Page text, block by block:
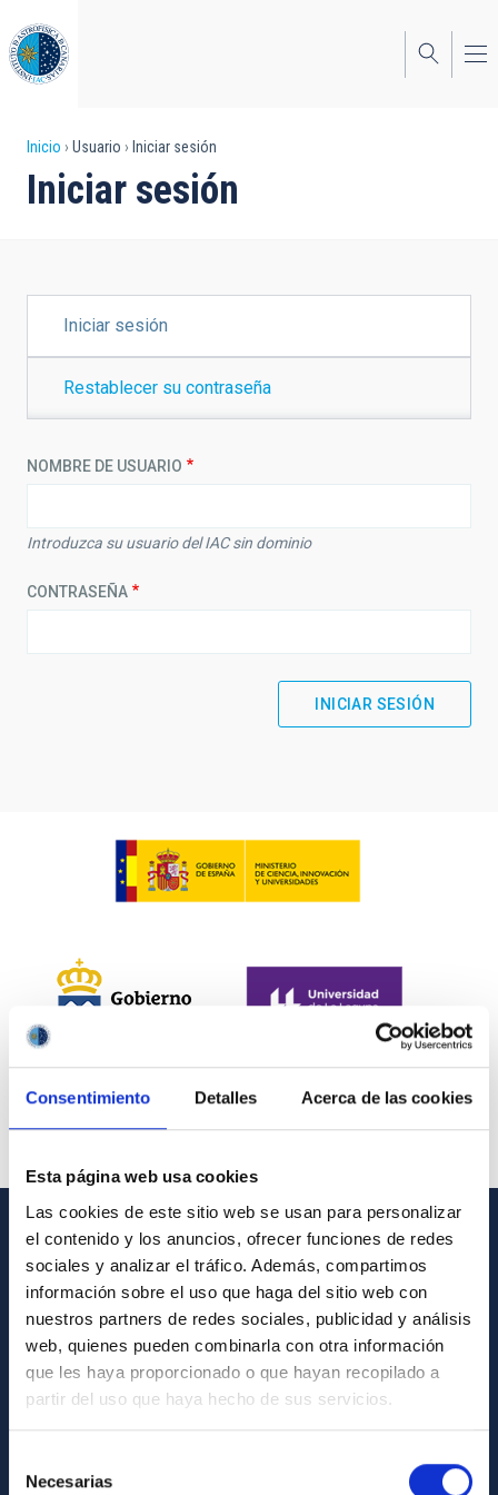
Consentimiento Detalles Acerca de las cookies
Esta página web usa cookies
Las cookies de este sitio web se usan para personalizar
el contenido y los anuncios, ofrecer funciones de redes
sociales y analizar el tráfico. Además, compartimos
información sobre el uso que haga del sitio web con
nuestros partners de redes sociales, publicidad y análisis
web, quienes pueden combinarla con otra información
que les haya proporcionado o que hayan recopilado a
partir del uso que haya hecho de sus servicios.
Necesarias
al
contenido
principal
Sobrescribir
enlaces
la
navegación
Inicio Usuario Iniciar sesión
Iniciar sesión
PRINCIPALES
Iniciar sesión
Restablecer su contraseña
NOMBRE DE USUARIO
Introduzca su usuario del IAC sin dominio
CONTRASEÑA
INFORMACIÓN GENERAL
Contacto
Cómo llegar al IAC
Directorio de personal
Biblioteca